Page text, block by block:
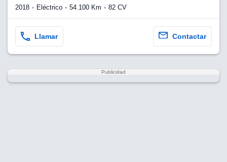
2018 Eléctrico 54.100 Km 82 CV
Llamar Contactar